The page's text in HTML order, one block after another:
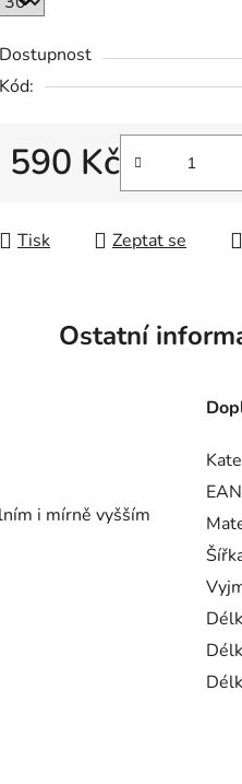
Dostupnost
Kód:
590 Kč
Tisk Zeptat se
Ostatní
i mírně vyšším
EAN